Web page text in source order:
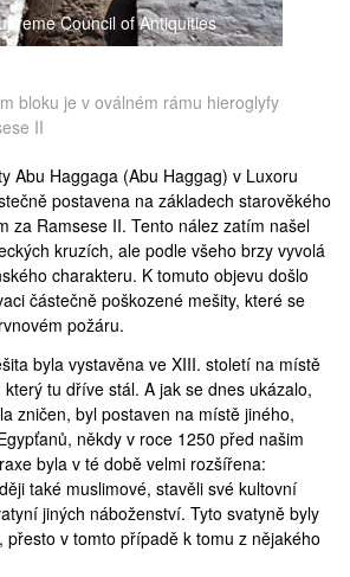
Council of Antiquities
bloku je v oválném rámu hieroglyfy
II
Abu Haggaga (Abu Haggag) v Luxoru
postavena na základech starověkého
za Ramsese II. Tento nález zatím našel
kruzích, ale podle všeho brzy vyvolá
charakteru. K tomuto objevu došlo
částečně poškozené mešity, které se
požáru.
byla vystavěna ve XIII. století na místě
tu dříve stál. A jak se dnes ukázalo,
zničen, byl postaven na místě jiného,
někdy v roce 1250 před našim
byla v té době velmi rozšířena:
také muslimové, stavěli své kultovní
jiných náboženství. Tyto svatyně byly
přesto v tomto případě k tomu z nějakého